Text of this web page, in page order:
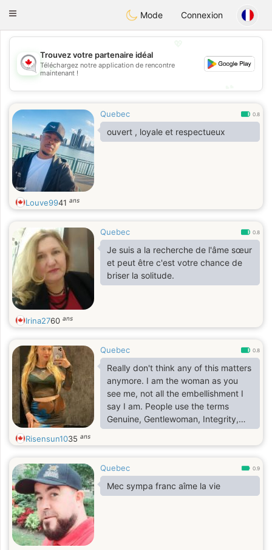
CANADIAN chat
Toggle
Mode Connexion
💖
💕
Trouvez votre partenaire idéal
Téléchargez notre application de rencontre
maintenant !
Quebec 0.8
ouvert , loyale et respectueux
Louve9941 ans
Quebec 0.8
Je suis a la recherche de l'âme sœur
et peut être c'est votre chance de
briser la solitude.
Irina2760 ans
Quebec 0.8
Really don't think any of this matters
anymore. I am the woman as you
see me, not all the embellishment I
say I am. People use the terms
Genuine, Gentlewoman, Integrity,
giver, caring, compassionate,
friendly, laid back, a hoot, off the
to share the light of my Heart with
another in all experiences left to
uncover. We must have
Risensun1035 ans
Quebec 0.9
Mec sympa franc aîme la vie